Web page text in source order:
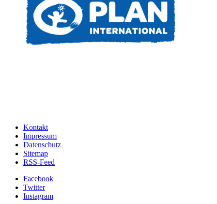
Kontakt
Impressum
Datenschutz
Sitemap
RSS-Feed
Facebook
Twitter
Instagram